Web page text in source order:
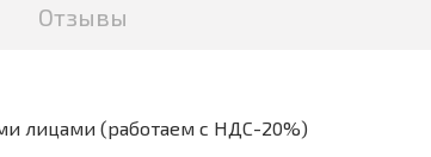
Отзывы
лицами (работаем с НДС-20%)